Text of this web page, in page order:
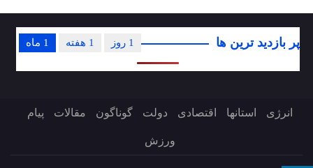
پر بازدید ترین ها 1 ماه 1 هفته 1 روز
انرژی استانها اقتصادی دولت گوناگون مقالات پیام
ورزش